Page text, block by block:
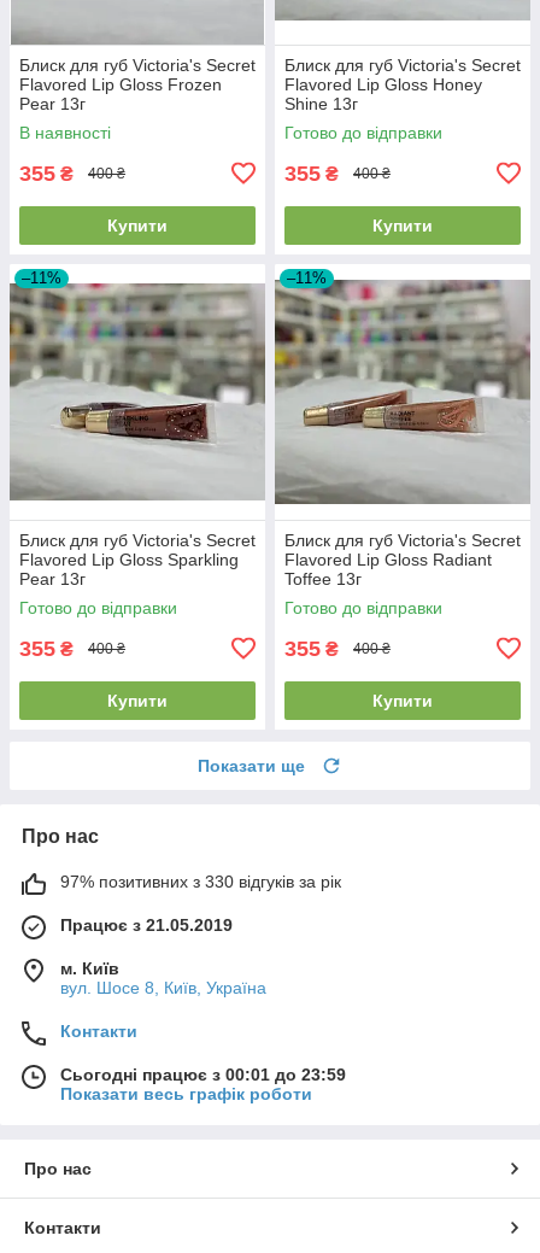
Блиск для губ Victoria's Secret
Flavored Lip Gloss Frozen
Pear 13г
В наявності
355 ₴ 400 ₴
Купити
Блиск для губ Victoria's Secret
Flavored Lip Gloss Honey
Shine 13г
Готово до відправки
355 ₴ 400 ₴
Купити
–11%
Блиск для губ Victoria's Secret
Flavored Lip Gloss Sparkling
Pear 13г
Готово до відправки
355 ₴ 400 ₴
Купити
–11%
Блиск для губ Victoria's Secret
Flavored Lip Gloss Radiant
Toffee 13г
Готово до відправки
355 ₴ 400 ₴
Купити
Показати ще
Про нас
97% позитивних з 330 відгуків за рік
Працює з 21.05.2019
м. Київ
вул. Шосе 8, Київ, Україна
Контакти
Сьогодні працює з 00:01 до 23:59
Показати весь графік роботи
Про нас
Контакти